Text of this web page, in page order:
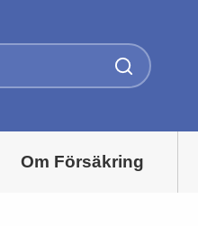
Om Försäkring